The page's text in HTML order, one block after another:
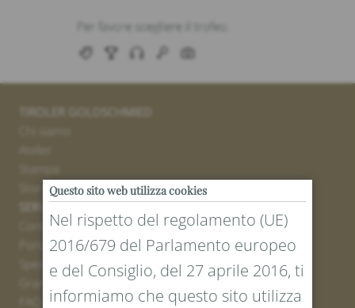
TIROLER GOLDSCHMIED
Stores
SERVICE
Contatto
Portale resi
Spedizione
Grandezze e lunghezze
Questo sito web utilizza cookies
Nel rispetto del regolamento (UE)
2016/679 del Parlamento europeo
e del Consiglio, del 27 aprile 2016, ti
informiamo che questo sito utilizza